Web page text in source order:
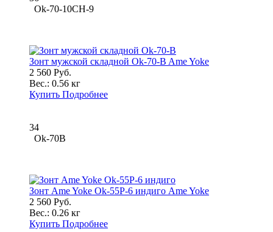
Ok-70-10CH-9
Зонт мужской складной Ok-70-B Ame Yoke
2 560 Руб.
Вес.: 0.56 кг
Купить Подробнее
34
Ok-70B
Зонт Ame Yoke Ok-55P-6 индиго Ame Yoke
2 560 Руб.
Вес.: 0.26 кг
Купить Подробнее